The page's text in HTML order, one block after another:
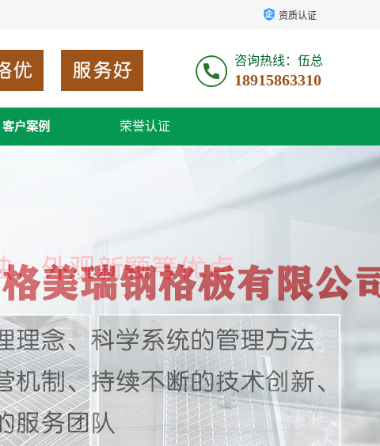
资质认证
咨询热线：伍总
18915863310
客户案例 荣誉认证